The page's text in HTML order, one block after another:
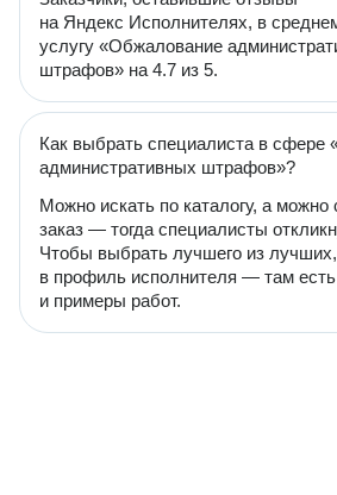
на Яндекс Исполнителях, в
услугу «Обжалование
штрафов» на 4.7 из 5.
Как выбрать специалиста в сфере
административных штрафов»?
Можно искать по каталогу, а можно
заказ — тогда специалисты
Чтобы выбрать лучшего из лучших,
в профиль исполнителя — там
и примеры работ.